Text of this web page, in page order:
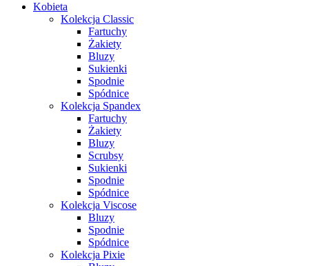
Kobieta
Kolekcja Classic
Fartuchy
Żakiety
Bluzy
Sukienki
Spodnie
Spódnice
Kolekcja Spandex
Fartuchy
Żakiety
Bluzy
Scrubsy
Sukienki
Spodnie
Spódnice
Kolekcja Viscose
Bluzy
Spodnie
Spódnice
Kolekcja Pixie